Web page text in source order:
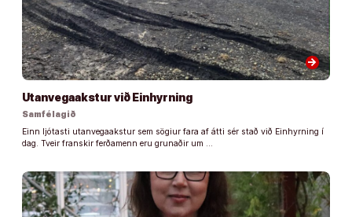
arrow_forward
Utanvegaakstur við Einhyrning
Samfélagið
Einn ljótasti utanvegaakstur sem sögiur fara af átti sér stað við Einhyrning í
dag. Tveir franskir ferðamenn eru grunaðir um …